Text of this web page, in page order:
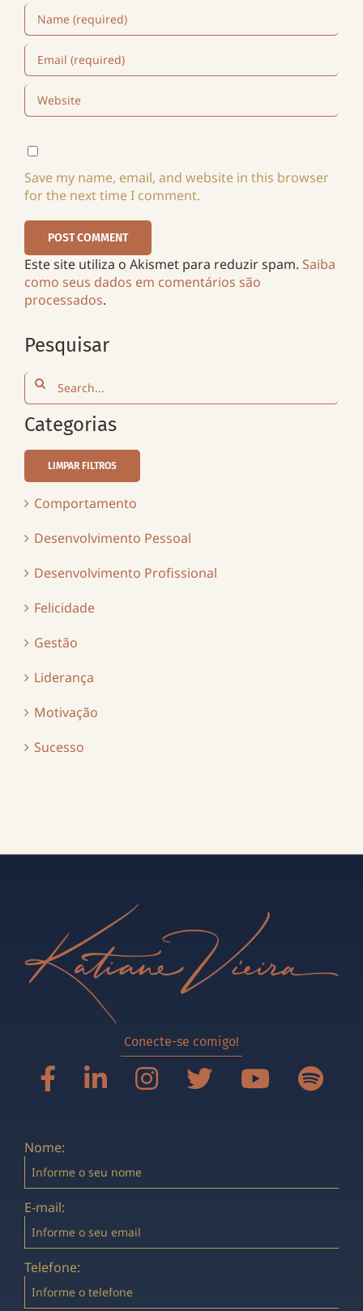
Save my name, email, and website in this browser
for the next time I comment.
Este site utiliza o Akismet para reduzir spam. Saiba
como seus dados em comentários são
processados.
Pesquisar
Search
for:
Categorias
LIMPAR FILTROS
Comportamento
Desenvolvimento Pessoal
Desenvolvimento Profissional
Felicidade
Gestão
Liderança
Motivação
Sucesso
Conecte-se comigo!
Nome:
E-mail:
Telefone: